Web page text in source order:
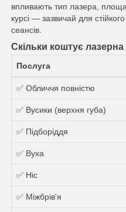
впливають тип лазера, площа
курсі — зазвичай для
сеансів.
Скільки коштує
Послуга
✅ Обличчя повністю
✅ Вусики (верхня губа)
✅ Підборіддя
✅ Вуха
✅ Ніс
✅ Міжбрів'я